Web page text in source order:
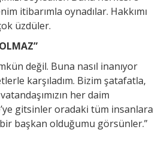
itibarımla oynadılar. Hakkımı
üzdüler.
değil. Buna nasıl inanıyor
karşıladım. Bizim şatafatla,
her daim
gitsinler oradaki tüm insanlara
başkan olduğumu görsünler.”